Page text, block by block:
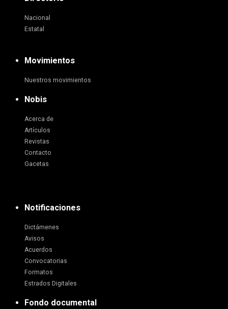
Nacional
Estatal
Movimientos
Nuestros movimientos
Nobis
Acerca de
Artículos
Revistas
Contacto
Gacetas
Notificaciones
Dictámenes
Avisos
Acuerdos
Convocatorias
Formatos
Estrados Digitales
Fondo documental